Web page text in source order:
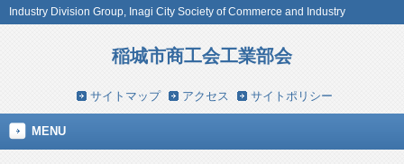
Industry Division Group, Inagi City Society of Commerce and Industry
稲城市商工会工業部会
サイトマップ アクセス サイトポリシー
MENU